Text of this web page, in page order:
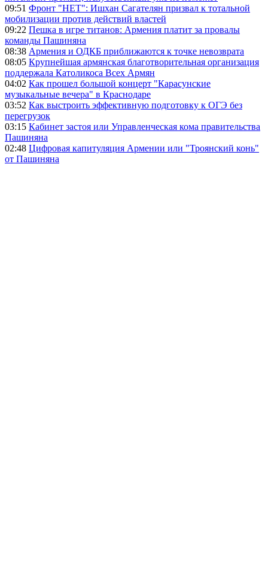
09:51 Фронт "НЕТ": Ишхан Сагателян призвал к тотальной
мобилизации против действий властей
09:22 Пешка в игре титанов: Армения платит за провалы
команды Пашиняна
08:38 Армения и ОДКБ приближаются к точке невозврата
08:05 Крупнейшая армянская благотворительная организация
поддержала Католикоса Всех Армян
04:02 Как прошел большой концерт "Карасунские
музыкальные вечера" в Краснодаре
03:52 Как выстроить эффективную подготовку к ОГЭ без
перегрузок
03:15 Кабинет застоя или Управленческая кома правительства
Пашиняна
02:48 Цифровая капитуляция Армении или "Троянский конь"
от Пашиняна